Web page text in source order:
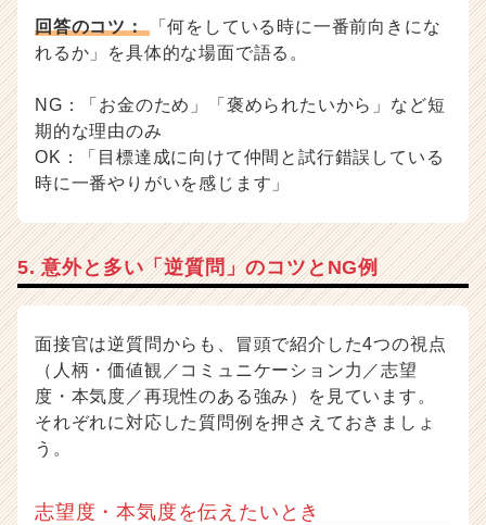
回答のコツ：「何をしている時に一番前向きにな
れるか」を具体的な場面で語る。
NG：「お金のため」「褒められたいから」など短
期的な理由のみ
OK：「目標達成に向けて仲間と試行錯誤している
時に一番やりがいを感じます」
5. 意外と多い「逆質問」のコツとNG例
面接官は逆質問からも、冒頭で紹介した4つの視点
（人柄・価値観／コミュニケーション力／志望
度・本気度／再現性のある強み）を見ています。
それぞれに対応した質問例を押さえておきましょ
う。
志望度・本気度を伝えたいとき